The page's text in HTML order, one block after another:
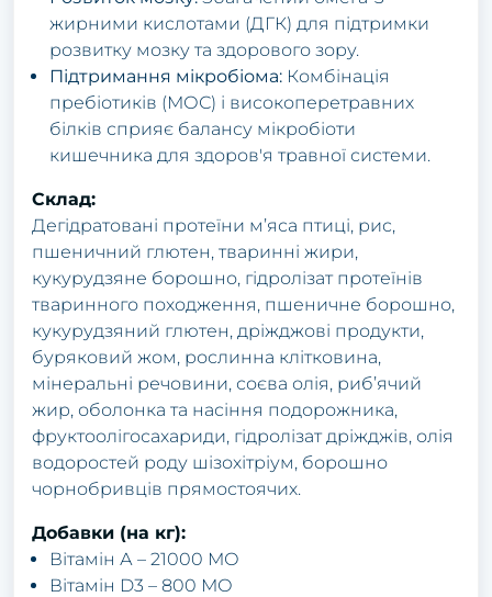
жирними кислотами (ДГК) для підтримки
розвитку мозку та здорового зору.
Підтримання мікробіома: Комбінація
пребіотиків (МОС) і високоперетравних
білків сприяє балансу мікробіоти
кишечника для здоров'я травної системи.
Склад:
Дегідратовані протеїни м’яса птиці, рис,
пшеничний глютен, тваринні жири,
кукурудзяне борошно, гідролізат протеїнів
тваринного походження, пшеничне борошно,
кукурудзяний глютен, дріжджові продукти,
буряковий жом, рослинна клітковина,
мінеральні речовини, соєва олія, риб’ячий
жир, оболонка та насіння подорожника,
фруктоолігосахариди, гідролізат дріжджів, олія
водоростей роду шізохітріум, борошно
чорнобривців прямостоячих.
Добавки (на кг):
Вітамін А – 21000 МО
Вітамін D3 – 800 МО